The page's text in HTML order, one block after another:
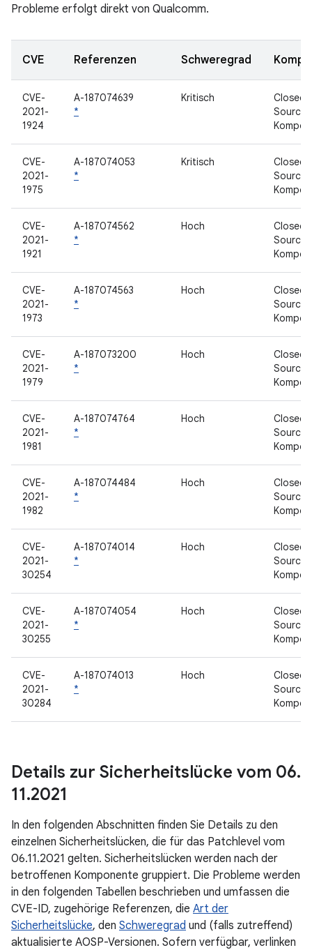
Probleme erfolgt direkt von Qualcomm.
CVE Referenzen Schweregrad
CVE-
2021-
1924
A-187074639
*
Kritisch
Closed-
Source-
CVE-
2021-
1975
A-187074053
*
Kritisch
Closed-
Source-
CVE-
2021-
1921
A-187074562
*
Hoch
Closed-
Source-
CVE-
2021-
1973
A-187074563
*
Hoch
Closed-
Source-
CVE-
2021-
1979
A-187073200
*
Hoch
Closed-
Source-
CVE-
2021-
1981
A-187074764
*
Hoch
Closed-
Source-
CVE-
2021-
1982
A-187074484
*
Hoch
Closed-
Source-
CVE-
2021-
30254
A-187074014
*
Hoch
Closed-
Source-
CVE-
2021-
30255
A-187074054
*
Hoch
Closed-
Source-
CVE-
2021-
30284
A-187074013
*
Hoch
Closed-
Source-
Details zur Sicherheitslücke vom 06.
11.2021
In den folgenden Abschnitten finden Sie Details zu den
einzelnen Sicherheitslücken, die für das Patchlevel vom
06.11.2021 gelten. Sicherheitslücken werden nach der
betroffenen Komponente gruppiert. Die Probleme werden
in den folgenden Tabellen beschrieben und umfassen die
CVE-ID, zugehörige Referenzen, die Art der
Sicherheitslücke, den Schweregrad und (falls zutreffend)
aktualisierte AOSP-Versionen. Sofern verfügbar, verlinken